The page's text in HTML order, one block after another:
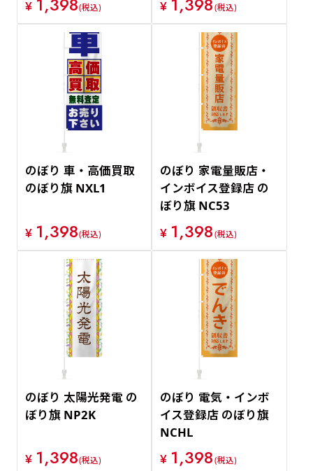
¥
(税込) ¥ (税込)
のぼり 車・高価買取
のぼり旗 NXL1
¥ 1,398(税込)
のぼり 家電量販店・
インボイス登録店 の
ぼり旗 NC53
¥ 1,398(税込)
のぼり 太陽光発電 の
ぼり旗 NP2K
¥ 1,398(税込)
のぼり 電気・インボ
イス登録店 のぼり旗
NCHL
¥ 1,398(税込)